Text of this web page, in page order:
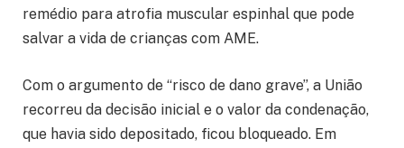
remédio para atrofia muscular espinhal que pode
salvar a vida de crianças com AME.
Com o argumento de “risco de dano grave”, a União
recorreu da decisão inicial e o valor da condenação,
que havia sido depositado, ficou bloqueado. Em